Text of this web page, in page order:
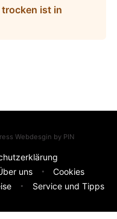
trocken ist in
Webdesgin by PIN
uns
Cookies
Service und Tipps